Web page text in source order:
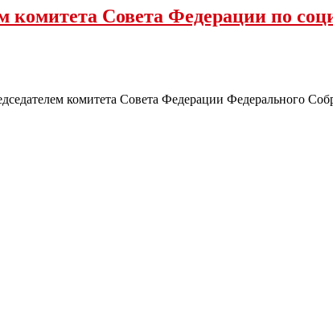
комитета Совета Федерации по
комитета Совета Федерации Федерального